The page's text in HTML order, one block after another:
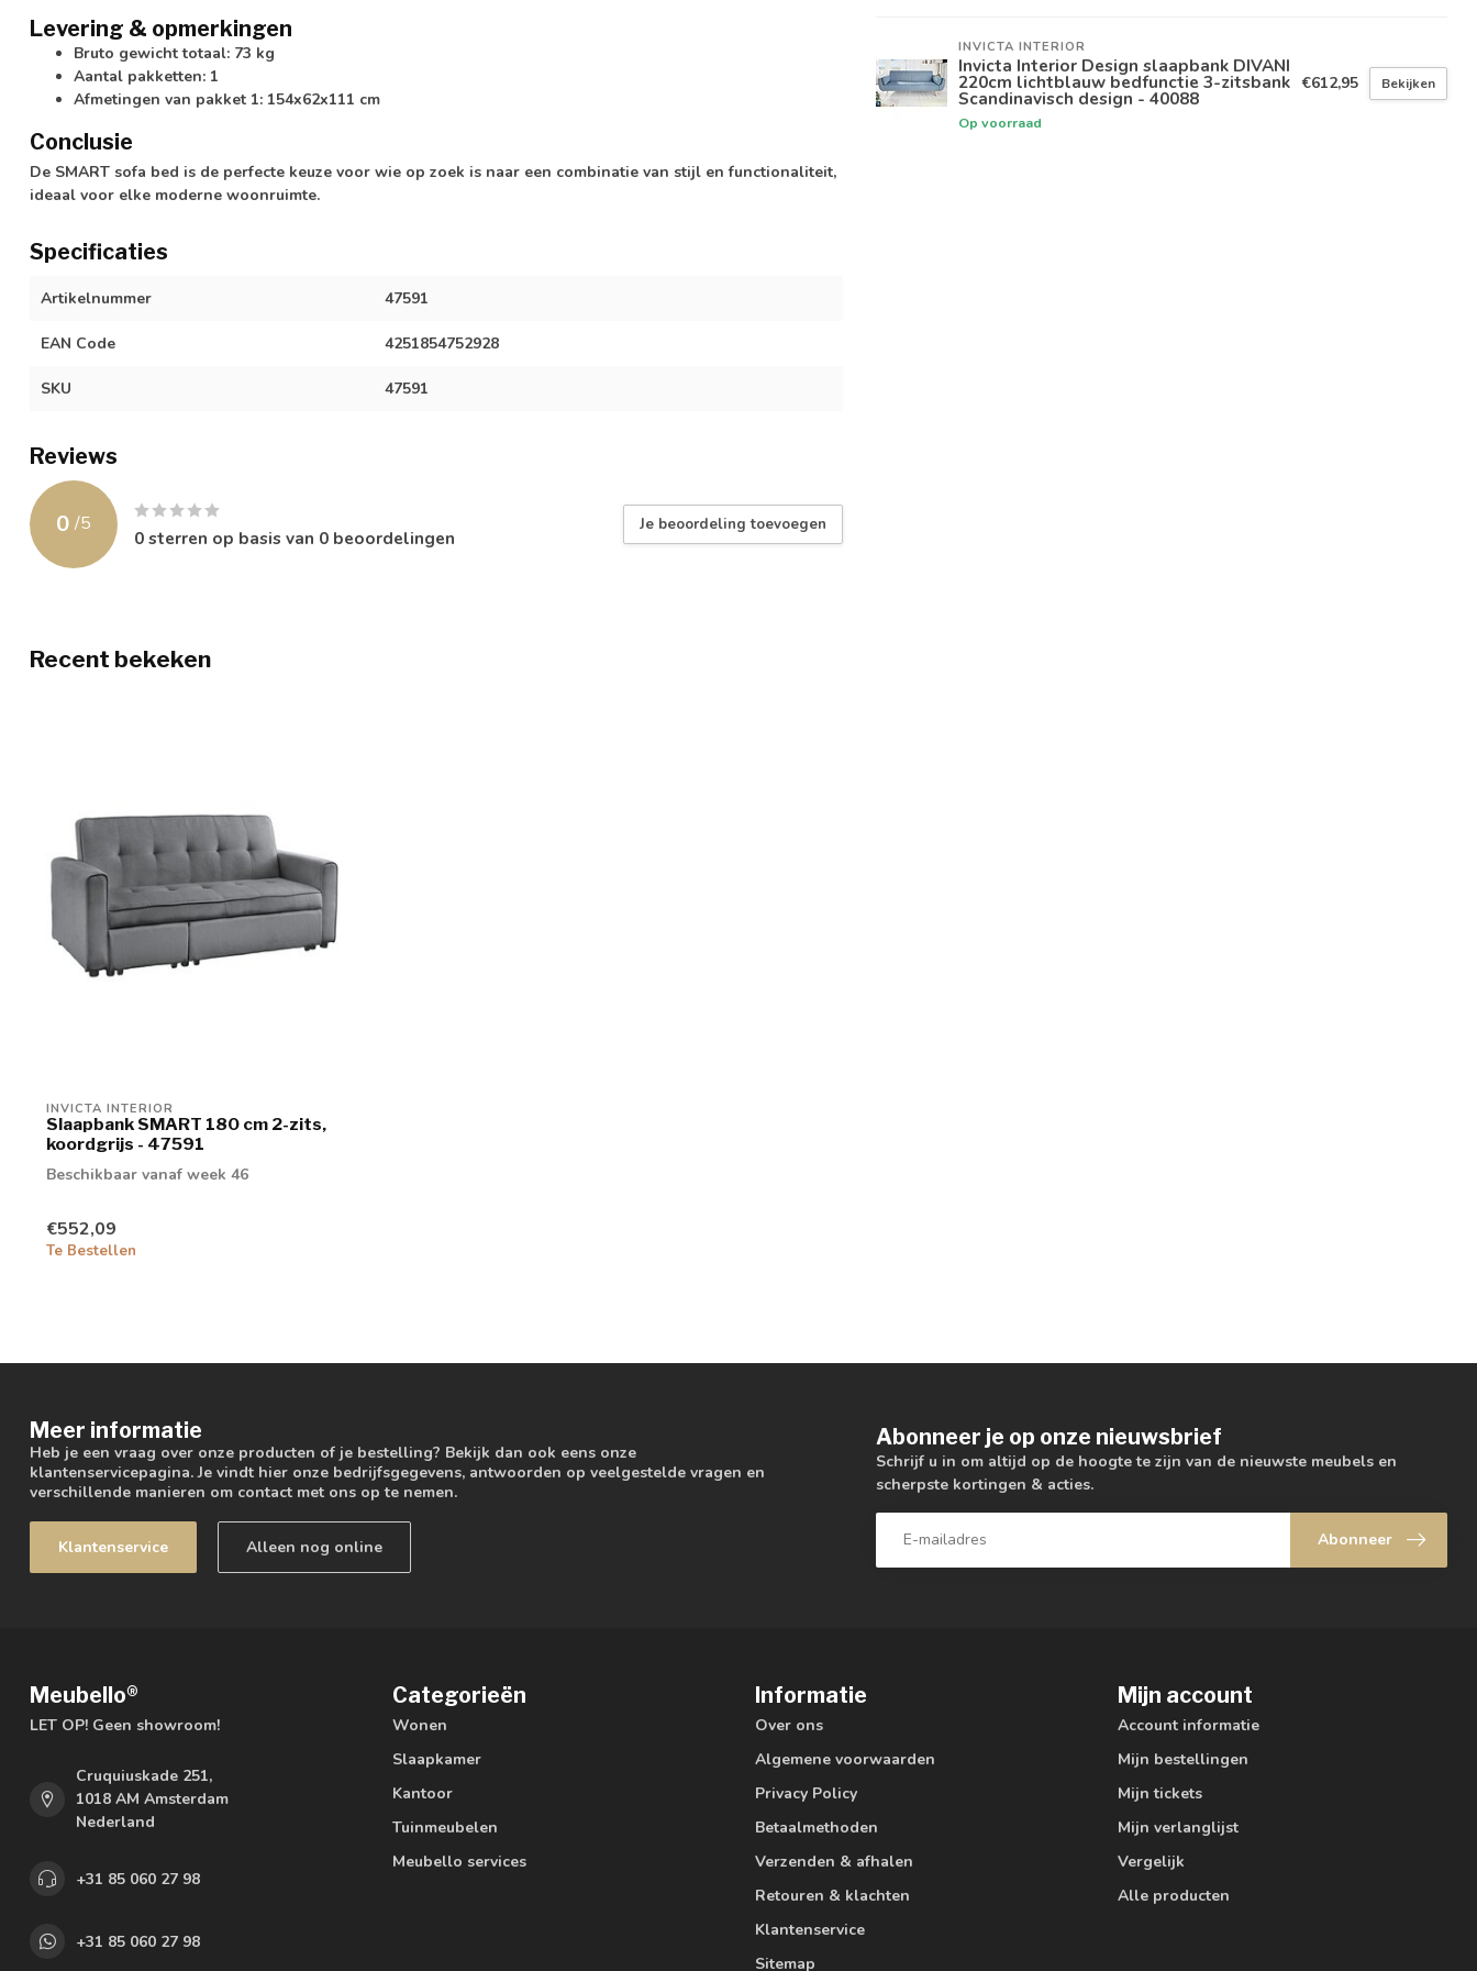
Levering & opmerkingen
Bruto gewicht totaal: 73 kg
Aantal pakketten: 1
Afmetingen van pakket 1: 154x62x111 cm
Conclusie
De SMART sofa bed is de perfecte keuze voor wie op zoek is naar een combinatie van stijl en functionaliteit,
ideaal voor elke moderne woonruimte.
Specificaties
Artikelnummer 47591
EAN Code 4251854752928
SKU 47591
Reviews
0 /5
0sterren op basis van 0 beoordelingen
Je beoordeling toevoegen
INVICTA INTERIOR
Invicta Interior Design slaapbank DIVANI
220cm lichtblauw bedfunctie 3-zitsbank
Scandinavisch design - 40088
Op voorraad
€612,95 Bekijken
Recent bekeken
INVICTA INTERIOR
Slaapbank SMART 180 cm 2-zits,
koordgrijs - 47591
Beschikbaar vanaf week 46
€552,09
Te Bestellen
Meer informatie
Heb je een vraag over onze producten of je bestelling? Bekijk dan ook eens onze
klantenservicepagina. Je vindt hier onze bedrijfsgegevens, antwoorden op veelgestelde vragen en
verschillende manieren om contact met ons op te nemen.
Klantenservice Alleen nog online
Abonneer je op onze nieuwsbrief
Schrijf u in om altijd op de hoogte te zijn van de nieuwste meubels en
scherpste kortingen & acties.
Abonneer
Meubello®
LET OP! Geen showroom!
Cruquiuskade 251,
1018 AM Amsterdam
Nederland
+31 85 060 27 98
+31 85 060 27 98
Categorieën
Wonen
Slaapkamer
Kantoor
Tuinmeubelen
Meubello services
Informatie
Over ons
Algemene voorwaarden
Privacy Policy
Betaalmethoden
Verzenden & afhalen
Retouren & klachten
Klantenservice
Sitemap
Mijn account
Account informatie
Mijn bestellingen
Mijn tickets
Mijn verlanglijst
Vergelijk
Alle producten